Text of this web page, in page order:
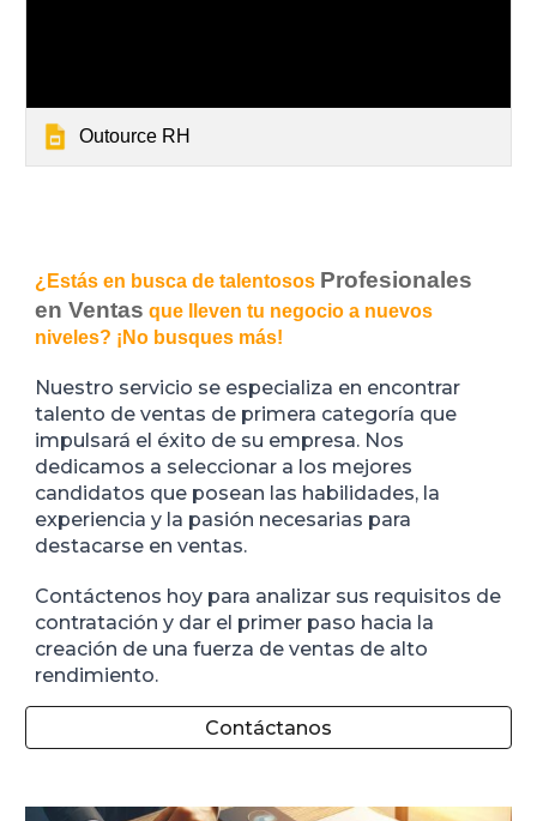
Outource RH
¿Estás en busca de talentosos Profesionales
en Ventas que lleven tu negocio a nuevos
niveles? ¡No busques más!
Nuestro servicio se especializa en encontrar
talento de ventas de primera categoría que
impulsará el éxito de su empresa. Nos
dedicamos a seleccionar a los mejores
candidatos que posean las habilidades, la
experiencia y la pasión necesarias para
destacarse en ventas.
Contáctenos hoy para analizar sus requisitos de
contratación y dar el primer paso hacia la
creación de una fuerza de ventas de alto
rendimiento.
Contáctanos